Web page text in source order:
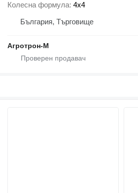
Колесна формула 4x4
България, Търговище
Агротрон-М